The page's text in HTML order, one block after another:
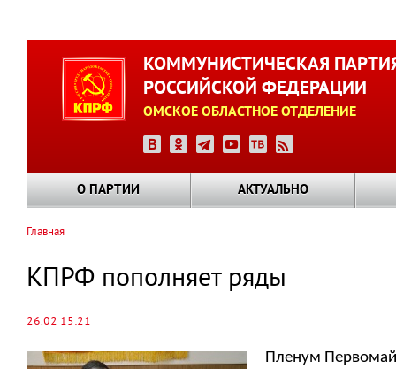
КОММУНИСТИЧЕСКАЯ
РОССИЙСКОЙ ФЕДЕРАЦИИ
ОМСКОЕ ОБЛАСТНОЕ ОТДЕЛЕНИЕ
О ПАРТИИ АКТУАЛЬНО
навигации
Главная
КПРФ пополняет ряды
26.02 15:21
Пленум